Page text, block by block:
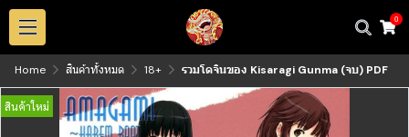
0
Home สินค้าทั้งหมด 18+ รวมโดจินของ Kisaragi Gunma (จบ) PDF
สินค้าใหม่